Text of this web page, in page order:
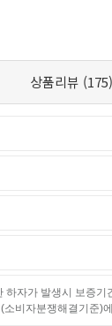
상품리뷰 (175)
하자가 발생시 보증
소비자분쟁해결기준)